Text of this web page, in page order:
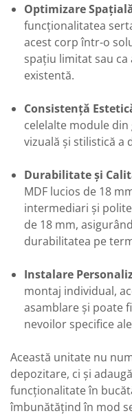
Optimizare
funcționalitatea
acest corp într-o
spațiu limitat sau
existentă.
Consistență
celelalte module
vizuală și stilistică a
Durabilitate și
MDF lucios de 18
intermediari și
de 18 mm,
durabilitatea pe
Instalare
montaj individual,
asamblare și poate
nevoilor specifice
Această unitate nu
depozitare, ci și
funcționalitate în
îmbunătățind în mod